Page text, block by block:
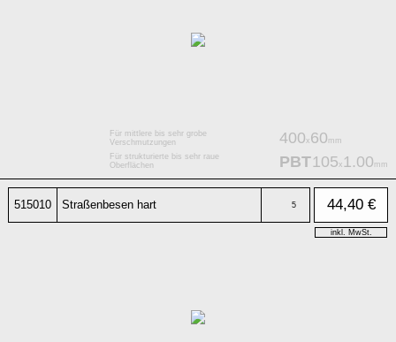
Für mittlere bis sehr grobe
Verschmutzungen
Für strukturierte bis sehr raue
Oberflächen
400x 60 mm
PBT105x 1.00 mm
515010 Straßenbesen hart 5 44,40 €
inkl. MwSt.